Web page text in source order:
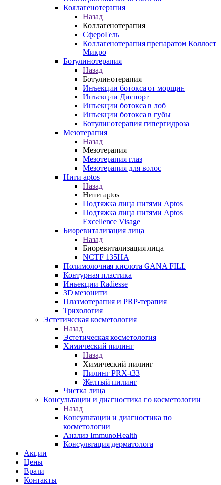
Коллагенотерапия
Назад
Коллагенотерапия
СфероГель
Коллагенотерапия препаратом Коллост
Микро
Ботулинотерапия
Назад
Ботулинотерапия
Инъекции ботокса от морщин
Инъекции Диспорт
Инъекции ботокса в лоб
Инъекции ботокса в губы
Ботулинотерапия гипергидроза
Мезотерапия
Назад
Мезотерапия
Мезотерапия глаз
Мезотерапия для волос
Нити aptos
Назад
Нити aptos
Подтяжка лица нитями Aptos
Подтяжка лица нитями Aptos
Excellence Visage
Биоревитализация лица
Назад
Биоревитализация лица
NCTF 135HA
Полимолочная кислота GANA FILL
Контурная пластика
Инъекции Radiesse
3D мезонити
Плазмотерапия и PRP-терапия
Трихология
Эстетическая косметология
Назад
Эстетическая косметология
Химический пилинг
Назад
Химический пилинг
Пилинг PRX-t33
Желтый пилинг
Чистка лица
Консультации и диагностика по косметологии
Назад
Консультации и диагностика по
косметологии
Анализ ImmunoHealth
Консультация дерматолога
Акции
Цены
Врачи
Контакты